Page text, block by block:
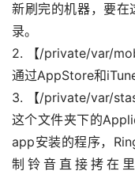
新刷完的机器，要在
录。
2. 【/private/var/
通过AppStore和
3. 【/private/var/
这个文件夹下的
app安装的程序，
制铃音直接拷在